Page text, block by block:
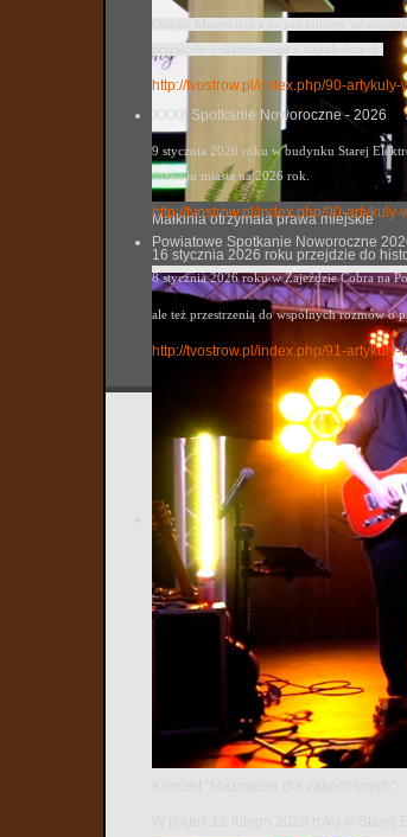
Małkinia otrzymała prawa miejskie
16 stycznia 2026 roku przejdzie do
W piątek 12 lutego 2026 roku w Starej
http://tvostrow.pl/index.php/90-
XXXII Spotkanie Noworoczne - 2026
9 stycznia 2026 roku w budynku Starej
rozwoju miasta na 2026 rok.
http://tvostrow.pl/index.php/90-
Powiatowe Spotkanie Noworoczne
8 stycznia 2026 roku w Zajeździe Cobra na
ale też przestrzenią do wspólnych rozmów o
http://tvostrow.pl/index.php/91-